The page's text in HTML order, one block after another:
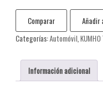
Comparar
Añadir
Categorías:Automóvil, KUMHO
Información adicional